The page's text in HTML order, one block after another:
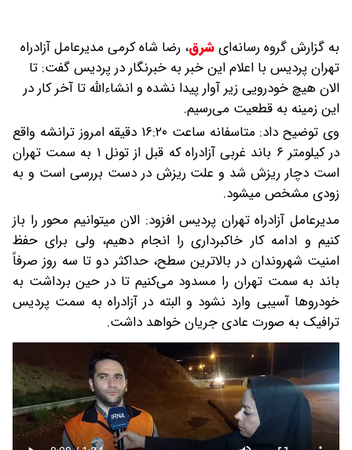
به گزارش گروه رسانه‌ایشرق، رضا شاه کرمی مدیرعامل آزادراه
تهران پردیس با اعلام این خبر به خبرنگار در پردیس گفت: تا
الان هیچ خودرویی زیر آوار پیدا نشده و انشاءالله تا آخر کار در
این زمینه به قطعیت می‌رسیم.
وی توضیح داد: متاسفانه ساعت ۱۶:۲۰ دقیقه امروز ترانشه واقع
در کیلومتر ۶ باند غربی آزادراه که قبل از تونل ۱ به سمت تهران
است دچار ریزش شد و علت ریزش در دست بررسی است و به
زودی مشخص میشود.
مدیرعامل آزادراه تهران پردیس افزود: الان میتوانیم محور را باز
کنیم و ادامه کار خاکبرداری را انجام دهیم، ولی برای حفظ
امنیت شهروندان در بالاترین سطح، حداکثر دو تا سه روز صرفاً
باند به سمت تهران را مسدود می‌کنیم تا در حین برداشت به
خودروها آسیبی وارد نشود و البته در آزادراه به سمت پردیس
ترافیک به صورت عادی جریان خواهد داشت.